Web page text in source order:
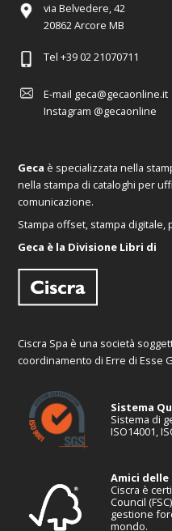
via Belvedere, 42
20862 Arcore MB
Tel +39 02 21070711
E-mail geca@gecaonline.it
Instagram @gecaonline
Geca è specializzata nella
nella stampa di cataloghi per
comunicazione.
Stampa offset, stampa
Geca è la Divisione Libri di
Ciscra Spa è una società
coordinamento di Erre di Esse
Sistema
Sistema di
ISO14001,
Amici
Ciscra è
Council
gestione
mondo.